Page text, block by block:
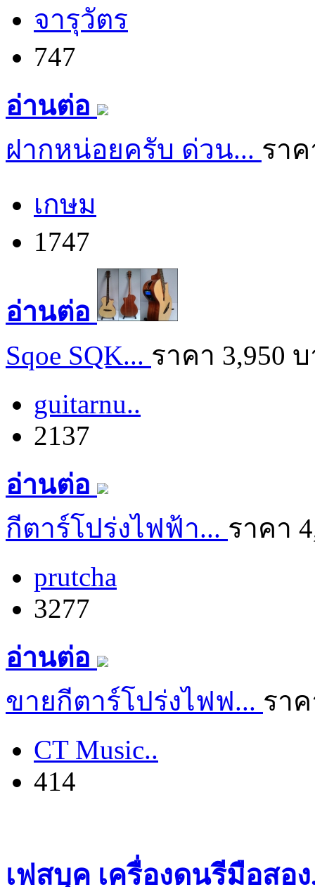
จารุวัตร
747
อ่านต่อ
ฝากหน่อยครับ ด่วน... รา
เกษม
1747
อ่านต่อ
Sqoe SQK... ราคา 3,950
guitarnu..
2137
อ่านต่อ
กีตาร์โปร่งไฟฟ้า... ราคา
prutcha
3277
อ่านต่อ
ขายกีตาร์โปร่งไฟฟ... รา
CT Music..
414
เฟสบุค เครื่องดนรีมือสอง